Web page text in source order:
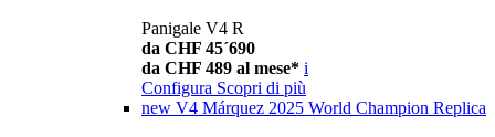
Panigale V4 R
da CHF 45´690
da CHF 489 al mese* i
Configura Scopri di più
new V4 Márquez 2025 World Champion Replica